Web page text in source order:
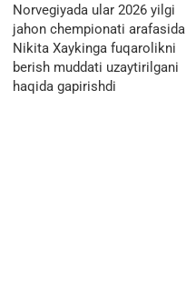
Norvegiyada ular 2026 yilgi
jahon chempionati arafasida
Nikita Xaykinga fuqarolikni
berish muddati uzaytirilgani
haqida gapirishdi